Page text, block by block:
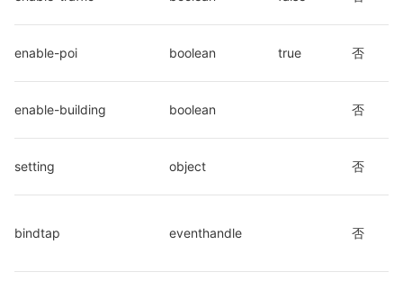
enable-poi boolean true 否
enable-building boolean 否
setting object 否
bindtap eventhandle 否